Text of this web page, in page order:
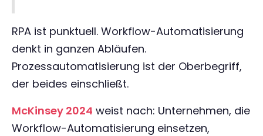
RPA ist punktuell. Workflow-Automatisierung
denkt in ganzen Abläufen.
Prozessautomatisierung ist der Oberbegriff,
der beides einschließt.
McKinsey 2024 weist nach: Unternehmen, die
Workflow-Automatisierung einsetzen,